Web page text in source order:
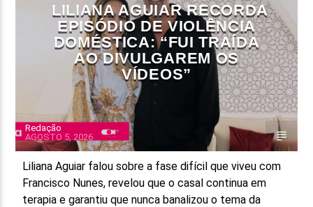
LILIANA AGUIAR RECORDA
EPISÓDIO DE VIOLÊNCIA
DOMÉSTICA: “FUI TRAÍDA
AO DIVULGAREM OS
VÍDEOS”
Redação
AGOSTO 5, 2026
Liliana Aguiar falou sobre a fase difícil que viveu com
Francisco Nunes, revelou que o casal continua em
terapia e garantiu que nunca banalizou o tema da